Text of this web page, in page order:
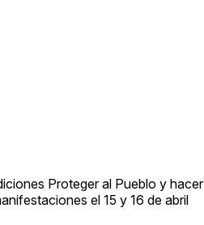
Proteger al Pueblo y hacer
el 15 y 16 de abril